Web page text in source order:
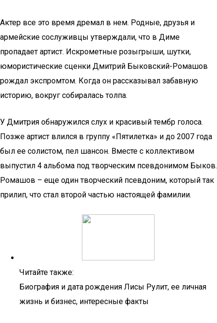
Актер все это время дремал в нем. Родные, друзья и
армейские сослуживцы утверждали, что в Диме
пропадает артист. Искрометные розыгрыши, шутки,
юмористические сценки Дмитрий Быковский-Ромашов
рождал экспромтом. Когда он рассказывал забавную
историю, вокруг собиралась толпа.
У Дмитрия обнаружился слух и красивый тембр голоса.
Позже артист влился в группу «Пятилетка» и до 2007 года
был ее солистом, пел шансон. Вместе с коллективом
выпустил 4 альбома под творческим псевдонимом Быков.
Ромашов – еще один творческий псевдоним, который так
прилип, что стал второй частью настоящей фамилии.
Читайте также:
Биография и дата рождения Лисы Рулит, ее личная
жизнь и бизнес, интересные факты